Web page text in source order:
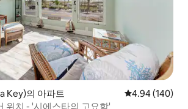
Key)의 아파트 평점 4.94점(5
4.94 (140)
위치 - '시에스타의 고요함'